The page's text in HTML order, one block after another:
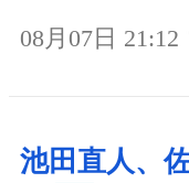
08月07日 21:12
池田直人、